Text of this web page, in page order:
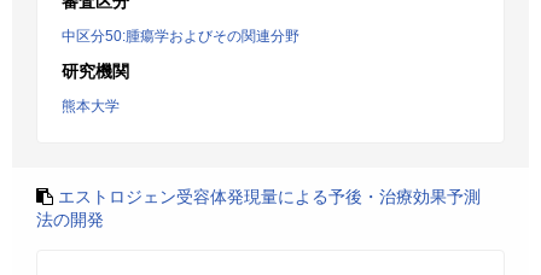
中区分50:腫瘍学およびその関連分野
研究機関
熊本大学
エストロジェン受容体発現量による予後・治療効果予測
法の開発